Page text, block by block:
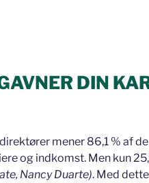
DIN
mener 86,1 % af
og indkomst. Men kun
Nancy Duarte). Med